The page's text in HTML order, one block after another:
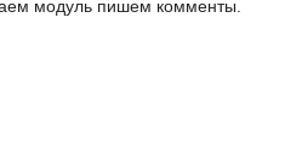
модуль пишем комменты.